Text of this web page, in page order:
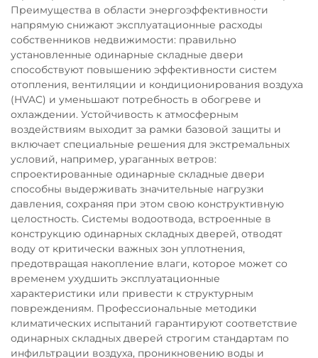
Преимущества в области энергоэффективности
напрямую снижают эксплуатационные расходы
собственников недвижимости: правильно
установленные одинарные складные двери
способствуют повышению эффективности систем
отопления, вентиляции и кондиционирования воздуха
(HVAC) и уменьшают потребность в обогреве и
охлаждении. Устойчивость к атмосферным
воздействиям выходит за рамки базовой защиты и
включает специальные решения для экстремальных
условий, например, ураганных ветров:
спроектированные одинарные складные двери
способны выдерживать значительные нагрузки
давления, сохраняя при этом свою конструктивную
целостность. Системы водоотвода, встроенные в
конструкцию одинарных складных дверей, отводят
воду от критически важных зон уплотнения,
предотвращая накопление влаги, которое может со
временем ухудшить эксплуатационные
характеристики или привести к структурным
повреждениям. Профессиональные методики
климатических испытаний гарантируют соответствие
одинарных складных дверей строгим стандартам по
инфильтрации воздуха, проникновению воды и